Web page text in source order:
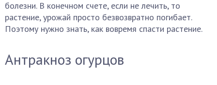
болезни. В конечном счете, если не лечить, то
растение, урожай просто безвозвратно погибает.
Поэтому нужно знать, как вовремя спасти растение.
Антракноз огурцов